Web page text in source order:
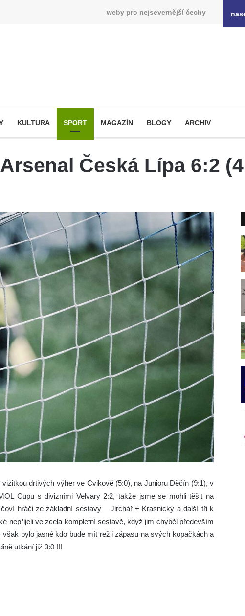
weby pro nejsevernější čechy
KULTURA SPORT MAGAZÍN BLOGY ARCHIV
Česká Lípa 6:2
drtivých výher ve Cvikově (5:0), na Junioru Děčín (9:1), v
Cupu s divizními Velvary 2:2, takže jsme se mohli těšit na
hráči ze základní sestavy – Jirchář + Krasnický a další tři k
nepřijeli ve zcela kompletní sestavě, když jim chyběl především
bylo jasné kdo bude mít režii zápasu na svých kopačkách a
utkání již 3:0 !!!